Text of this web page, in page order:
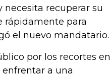
recuperar su
rápidamente para
el nuevo mandatario.
por los recortes en
enfrentar a una